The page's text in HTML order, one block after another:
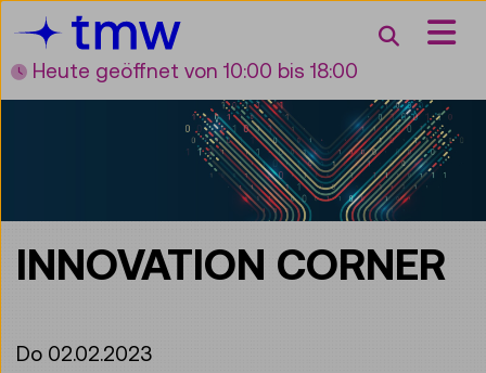
Zum Inhalt
Zum Hauptmenü
Zur Suche
Zur Zielgruppennavigation
Suche
Heute geöffnet von 10:00 bis 18:00
INNOVATION CORNER
Do 02.02.2023